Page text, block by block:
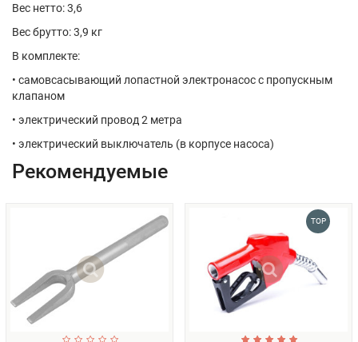
Вес нетто: 3,6
Вес брутто: 3,9 кг
В комплекте:
• самовсасывающий лопастной электронасос с пропускным
клапаном
• электрический провод 2 метра
• электрический выключатель (в корпусе насоса)
Рекомендуемые
TOP